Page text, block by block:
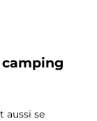
aussi se